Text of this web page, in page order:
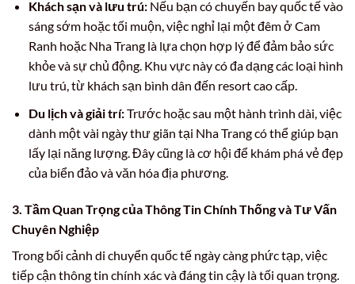
Khách sạn và lưu trú:Nếu bạn có chuyến bay quốc tế vào
sáng sớm hoặc tối muộn, việc nghỉ lại một đêm ở Cam
Ranh hoặc Nha Trang là lựa chọn hợp lý để đảm bảo sức
khỏe và sự chủ động. Khu vực này có đa dạng các loại hình
lưu trú, từ khách sạn bình dân đến resort cao cấp.
Du lịch và giải trí:Trước hoặc sau một hành trình dài, việc
dành một vài ngày thư giãn tại Nha Trang có thể giúp bạn
lấy lại năng lượng. Đây cũng là cơ hội để khám phá vẻ đẹp
của biển đảo và văn hóa địa phương.
3. Tầm Quan Trọng của Thông Tin Chính Thống và Tư Vấn
Chuyên Nghiệp
Trong bối cảnh di chuyển quốc tế ngày càng phức tạp, việc
tiếp cận thông tin chính xác và đáng tin cậy là tối quan trọng.